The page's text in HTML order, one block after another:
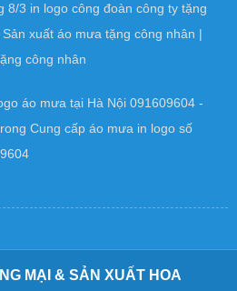
8/3 in logo công đoàn công ty tặng
Sản xuất áo mưa tặng công nhân |
công nhân
áo mưa tại Hà Nội 091609604 -
Cung cấp áo mưa in logo số
MẠI & SẢN XUẤT HOA